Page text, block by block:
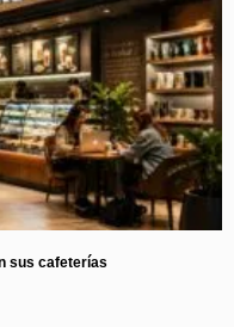
sus cafeterías